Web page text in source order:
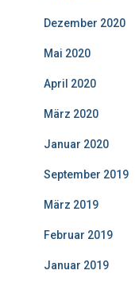
Dezember 2020
Mai 2020
April 2020
März 2020
Januar 2020
September 2019
März 2019
Februar 2019
Januar 2019